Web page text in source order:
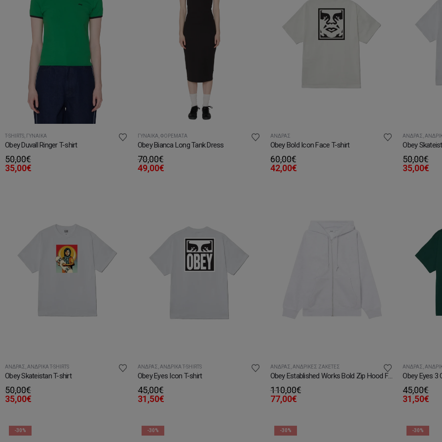
T-SHIRTS, ΓΥΝΑΊΚΑ
Obey Duvall Ringer T-shirt
50,00€
35,00€
ΓΥΝΑΊΚΑ,ΦΟΡΈΜΑΤΑ
Obey Bianca Long Tank Dress
70,00€
49,00€
ΆΝΔΡΑΣ
Obey Bold Icon Face T-shirt
60,00€
42,00€
ΆΝΔΡΑΣ,
Obey
50,00€
35,00€
ΆΝΔΡΑΣ ΑΝΔΡΙΚΆ T-SHIRTS
Obey Skateistan T-shirt
50,00€
35,00€
ΆΝΔΡΑΣ ΑΝΔΡΙΚΆ T-SHIRTS
Obey Eyes Icon T-shirt
45,00€
31,50€
ΆΝΔΡΑΣ ΑΝΔΡΙΚΈΣ ΖΑΚΈΤΕΣ
Obey Established Works Bold Zip Hood Fleece
110,00€
77,00€
ΆΝΔΡΑΣ
Obey Eyes 3
45,00€
31,50€
-30% -30% -30% -30%